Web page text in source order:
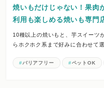
焼いもだけじゃない！果肉
利用も楽しめる焼いも専門
10種以上の焼いもと、芋スイーツ
らホクホク系まで好みに合わせて選
バリアフリー ペットOK